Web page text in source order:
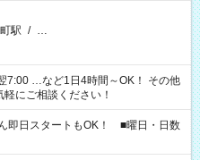
駅 / …
…など1日4時間～OK！ その他
にご相談ください！
即日スタートもOK！ ■曜日・日数